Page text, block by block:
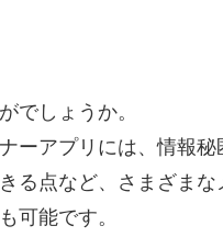
でしょうか。
ーアプリには、情報
る点など、さまざま
可能です。